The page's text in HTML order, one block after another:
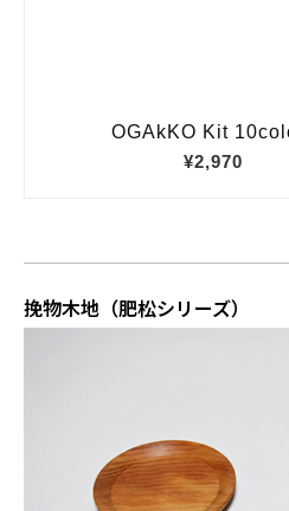
挽物木地（肥松シリーズ）